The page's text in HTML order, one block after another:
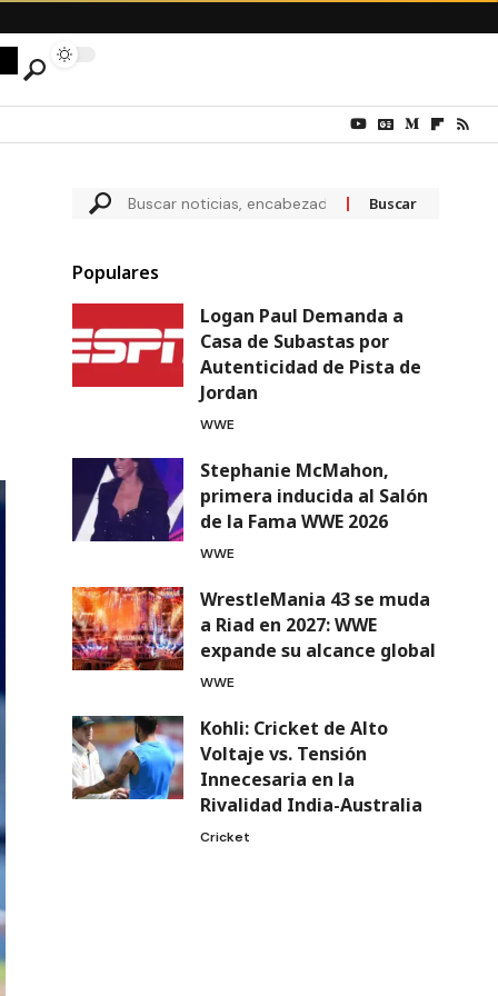
Populares
Logan Paul Demanda a
Casa de Subastas por
Autenticidad de Pista de
Jordan
WWE
Stephanie McMahon,
primera inducida al Salón
de la Fama WWE 2026
WWE
WrestleMania 43 se muda
a Riad en 2027: WWE
expande su alcance global
WWE
Kohli: Cricket de Alto
Voltaje vs. Tensión
Innecesaria en la
Rivalidad India-Australia
Cricket